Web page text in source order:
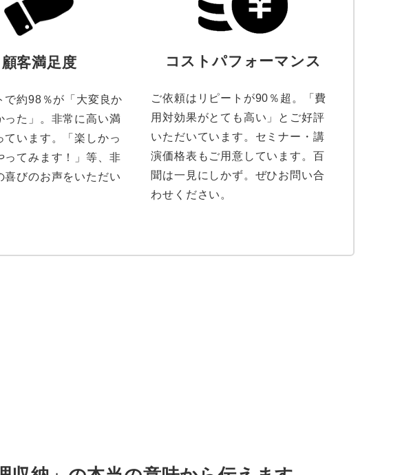
顧客満足度
で約98％が「大変良か
った」。非常に高い満
ています。「楽しかっ
ってみます！」等、非
喜びのお声をいただい
コストパフォーマンス
ご依頼はリピートが90％超。「費
用対効果がとても高い」とご好評
いただいています。セミナー・講
演価格表もご用意しています。百
聞は一見にしかず。ぜひお問い合
わせください。